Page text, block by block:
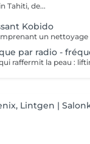
Tahiti, de...
Kobido
par radio -